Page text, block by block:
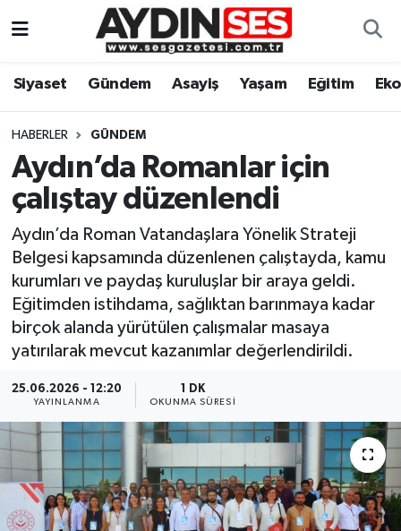
Siyaset Gündem Asayiş Yaşam Eğitim
HABERLER GÜNDEM
Aydın’da Romanlar için
çalıştay düzenlendi
Aydın’da Roman Vatandaşlara Yönelik Strateji
Belgesi kapsamında düzenlenen çalıştayda, kamu
kurumları ve paydaş kuruluşlar bir araya geldi.
Eğitimden istihdama, sağlıktan barınmaya kadar
birçok alanda yürütülen çalışmalar masaya
yatırılarak mevcut kazanımlar değerlendirildi.
25.06.2026 - 12:20
YAYINLANMA
1 DK
OKUNMA SÜRESI
Gündem
Siyaset
Ekonomi
Yaşam
Eğitim
Kültür Sanat
Spor
Aydın Hava Durumu
Aydin Namaz Vakitleri
Aydın Trafik Yoğunluk Haritası
Süper Lig Puan Durumu ve Fikstür
Tüm Manşetler
Son Dakika Haberleri
Haber Arşivi